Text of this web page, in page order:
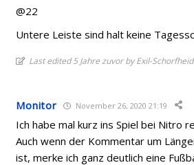
@22
Untere Leiste sind halt keine
Last edited 5 Jahre zuvor by Exil-
Monitor November 26, 2020 21:19
Ich habe mal kurz ins Spiel bei Nitro
Auch wenn der Kommentar um
ist, merke ich ganz deutlich eine